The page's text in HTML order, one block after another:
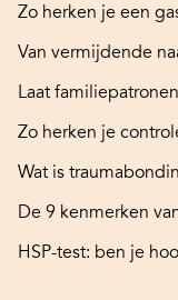
Zo herken je een
Van vermijdende
Laat
Zo herken je
Wat is
De 9 kenmerken
HSP-test: ben je